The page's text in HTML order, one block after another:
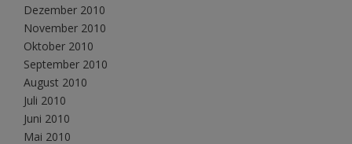
Dezember 2010
November 2010
Oktober 2010
September 2010
August 2010
Juli 2010
Juni 2010
Mai 2010